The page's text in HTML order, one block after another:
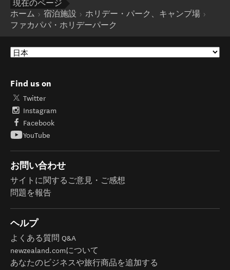
現在のページ
ホーム
宿泊施設
ホリデー・パーク、キャンプ場
ファカパパ・ホリデーパーク
Find us on
Twitter
Instagram
Facebook
YouTube
お問い合わせ
サイトに関するご意見・ご感想
問題を報告
ヘルプ
よくある質問 Q&A
newzealand.comについて
あなたのビジネスや旅行商品を追加する